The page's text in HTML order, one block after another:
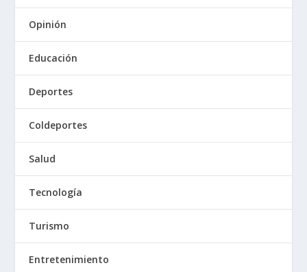
Opinión
Educación
Deportes
Coldeportes
Salud
Tecnología
Turismo
Entretenimiento